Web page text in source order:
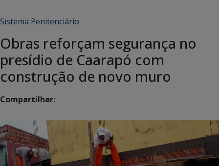
Sistema Penitenciário
Obras reforçam segurança no
presídio de Caarapó com
construção de novo muro
Compartilhar: